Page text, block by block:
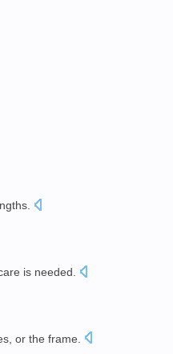
is needed
or the frame